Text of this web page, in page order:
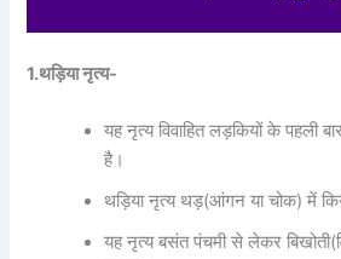
1.थड़िया नृत्य-
यह नृत्य विवाहित लड़कियों के पहली
है।
थड़िया नृत्य थड़(आंगन या चोक) में
यह नृत्य बसंत पंचमी से लेकर